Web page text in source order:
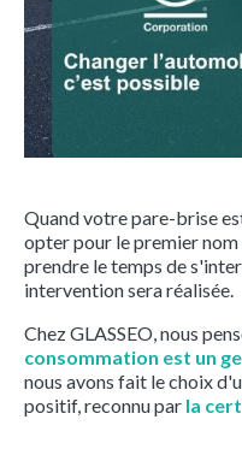
Quand votre pare-brise
opter pour le premier nom
prendre le temps de
intervention sera réalisée.
Chez GLASSEO, nous
consommation est un
nous avons fait le choix
positif, reconnu par la